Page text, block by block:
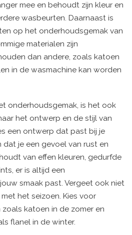
mee en behoudt zijn kleur en
wasbeurten. Daarnaast is
op het onderhoudsgemak van
materialen zijn
dan andere, zoals katoen
in de wasmachine kan worden
onderhoudsgemak, is het ook
het ontwerp en de stijl van
een ontwerp dat past bij je
dat je een gevoel van rust en
van effen kleuren, gedurfde
er is altijd een
smaak past. Vergeet ook niet
het seizoen. Kies voor
katoen in de zomer en
flanel in de winter.